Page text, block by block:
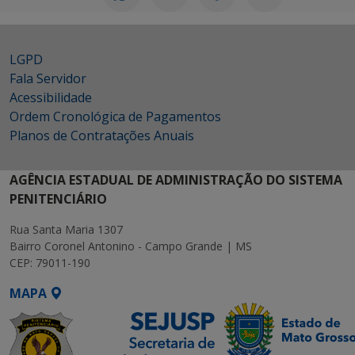
LGPD
Fala Servidor
Acessibilidade
Ordem Cronológica de Pagamentos
Planos de Contratações Anuais
AGÊNCIA ESTADUAL DE ADMINISTRAÇÃO DO SISTEMA
PENITENCIÁRIO
Rua Santa Maria 1307
Bairro Coronel Antonino - Campo Grande | MS
CEP: 79011-190
MAPA